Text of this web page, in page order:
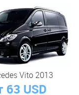
Vito 2013
63 USD